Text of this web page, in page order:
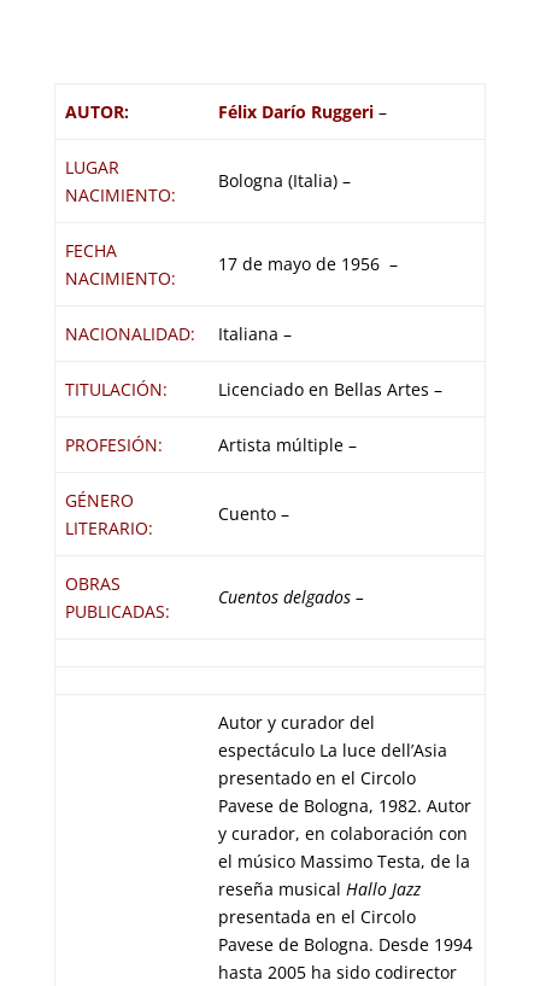
AUTOR: Félix Darío Ruggeri –
LUGAR
NACIMIENTO:
Bologna (Italia) –
FECHA
NACIMIENTO:
17 de mayo de 1956 –
NACIONALIDAD: Italiana –
TITULACIÓN: Licenciado en Bellas Artes –
PROFESIÓN: Artista múltiple –
GÉNERO
LITERARIO:
Cuento –
OBRAS
PUBLICADAS:
Cuentos delgados –
Autor y curador del
espectáculo La luce dell’Asia
presentado en el Circolo
Pavese de Bologna, 1982. Autor
y curador, en colaboración con
el músico Massimo Testa, de la
reseña musical Hallo Jazz
presentada en el Circolo
Pavese de Bologna. Desde 1994
hasta 2005 ha sido codirector